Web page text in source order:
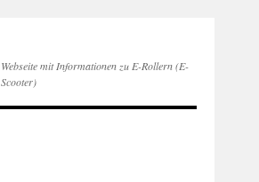
Webseite mit Informationen zu E-Rollern (E-
Scooter)